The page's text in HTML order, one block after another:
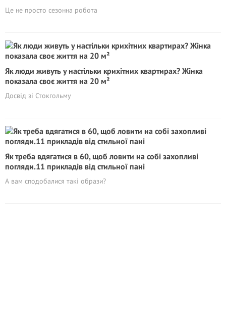
Це не просто сезонна робота
Як люди живуть у настільки крихітних квартирах? Жінка
показала своє життя на 20 м²
Досвід зі Стокгольму
Як треба вдягатися в 60, щоб ловити на собі захопливі
погляди.11 прикладів від стильної пані
А вам сподобалися такі образи?